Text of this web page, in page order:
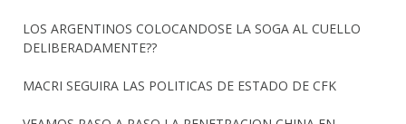
LOS ARGENTINOS COLOCANDOSE LA SOGA AL CUELLO
DELIBERADAMENTE??
MACRI SEGUIRA LAS POLITICAS DE ESTADO DE CFK